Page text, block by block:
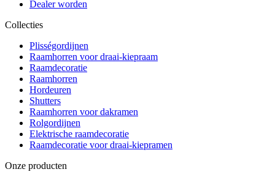
Dealer worden
Collecties
Plisségordijnen
Raamhorren voor draai-kiepraam
Raamdecoratie
Raamhorren
Hordeuren
Shutters
Raamhorren voor dakramen
Rolgordijnen
Elektrische raamdecoratie
Raamdecoratie voor draai-kiepramen
Onze producten